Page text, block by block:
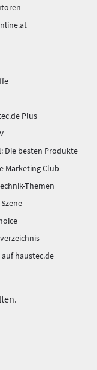
Plus
Die besten Produkte
Marketing Club
Themen
auf haustec.de